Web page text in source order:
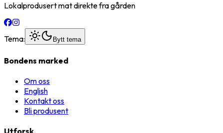
Lokalprodusert mat direkte fra gården
Tema: Bytt tema
Bondens marked
Om oss
English
Kontakt oss
Bli produsent